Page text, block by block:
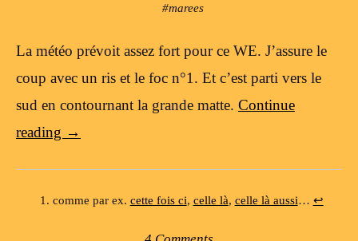
#marees
La météo prévoit assez fort pour ce WE. J’assure le
coup avec un ris et le foc n°1. Et c’est parti vers le
sud en contournant la grande matte. Continue
reading →
comme par ex. cette fois ci, celle là, celle là aussi… ↩